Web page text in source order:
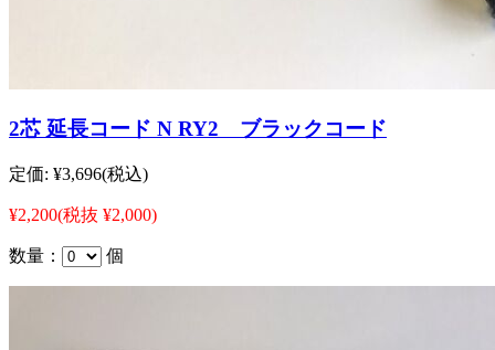
2芯 延長コード N RY2 ブラックコード
定価: ¥3,696(税込)
¥2,200(税抜 ¥2,000)
数量： 個